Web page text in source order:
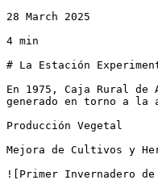
28 March 2025
4 min
# La Estación
En 1975, Caja Rural
generado en torno a
Producción Vegetal
Mejora de Cultivos y
![Primer Invernadero